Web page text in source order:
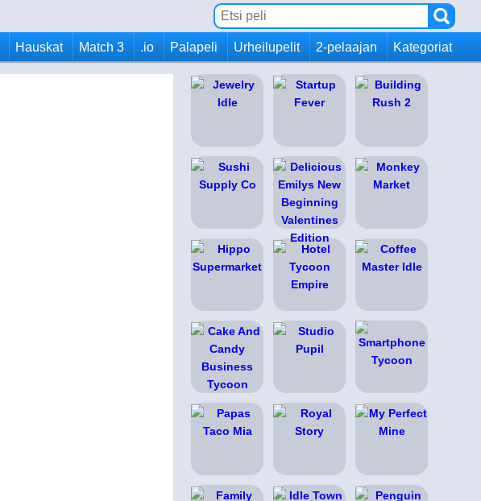
Hauskat Match 3 .io Palapeli Urheilupelit 2-pelaajan Kategoriat